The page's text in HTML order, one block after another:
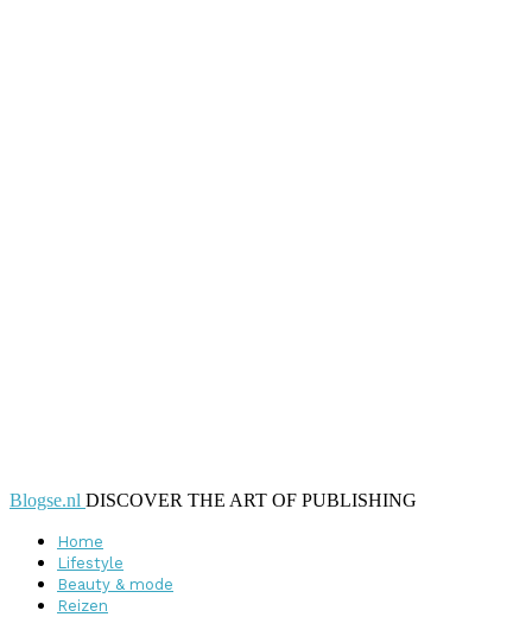
Blogse.nl DISCOVER THE ART OF PUBLISHING
Home
Lifestyle
Beauty & mode
Reizen